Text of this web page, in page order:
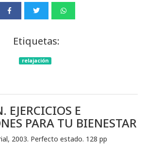
Etiquetas:
relajación
EJERCICIOS E
PARA TU BIENESTAR
2003. Perfecto estado. 128 pp